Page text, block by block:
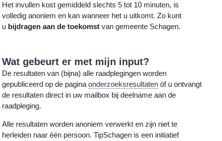
Het invullen kost gemiddeld slechts 5 tot 10 minuten, is
volledig anoniem en kan wanneer het u uitkomt. Zo kunt
u bijdragen aan de toekomst van gemeente Schagen.
Wat gebeurt er met mijn input?
De resultaten van (bijna) alle raadplegingen worden
gepubliceerd op de paginaonderzoeksresultaten óf u ontvangt
de resultaten direct in uw mailbox bij deelname aan de
raadpleging.
Alle resultaten worden anoniem verwerkt en zijn niet te
herleiden naar één persoon. TipSchagen is een initiatief